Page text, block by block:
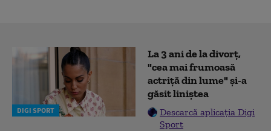
DIGI SPORT
La 3 ani de la divorț,
"cea mai frumoasă
actriță din lume" și-a
găsit liniștea
Descarcă aplicația Digi
Sport